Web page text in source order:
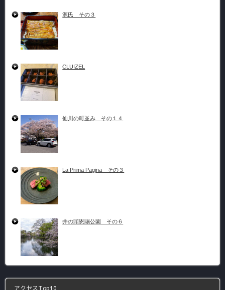
源氏 その３
CLUIZEL
仙川の町並み その１４
La Prima Pagina その３
井の頭恩賜公園 その６
アクセスTop10